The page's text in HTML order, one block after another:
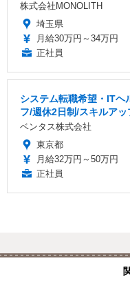
株式会社MONOLITH
埼玉県
月給30万円～34万円
正社員
システム転職希望・ITヘ
フ/週休2日制/スキルアッ
ベンタス株式会社
東京都
月給32万円～50万円
正社員